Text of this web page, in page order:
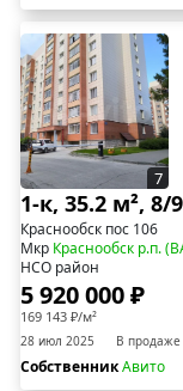
7
1-к, 35.2 м², 8/
Краснообск пос 106
Мкр Краснообск р.п.
НСО район
5 920 000 ₽
169 143 ₽/м²
28 июл 2025 В продаже
СобственникАвито